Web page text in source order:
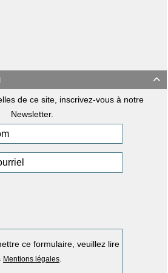

de ce site, inscrivez-vous à notre
Newsletter.
ce formulaire, veuillez lire
Mentions légales